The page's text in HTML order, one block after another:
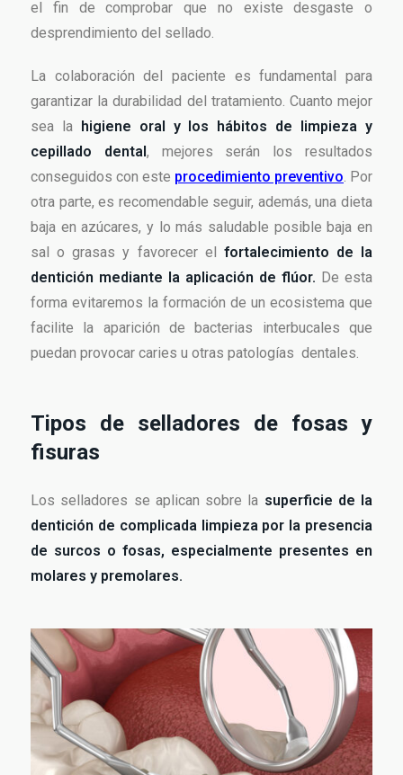
el fin de comprobar que no existe desgaste o
desprendimiento del sellado.
La colaboración del paciente es fundamental para
garantizar la durabilidad del tratamiento. Cuanto mejor
sea la higiene oral y los hábitos de limpieza y
cepillado dental, mejores serán los resultados
conseguidos con este procedimiento preventivo . Por
otra parte, es recomendable seguir, además, una dieta
baja en azúcares, y lo más saludable posible baja en
sal o grasas y favorecer el fortalecimiento de la
dentición mediante la aplicación de flúor. De esta
forma evitaremos la formación de un ecosistema que
facilite la aparición de bacterias interbucales que
puedan provocar caries u otras patologías dentales.
Tipos de selladores de fosas y
fisuras
Los selladores se aplican sobre la superficie de la
dentición de complicada limpieza por la presencia
de surcos o fosas, especialmente presentes en
molares y premolares.